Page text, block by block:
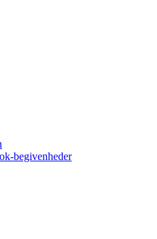
begivenheder